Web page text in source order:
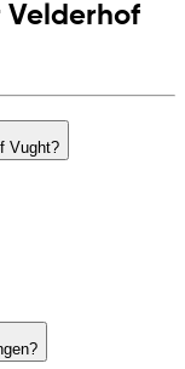
Velderhof
Vught?